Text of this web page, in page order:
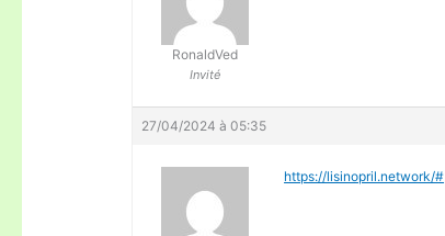
RonaldVed
Invité
27/04/2024 à 05:35
https://lisinopril.network/#